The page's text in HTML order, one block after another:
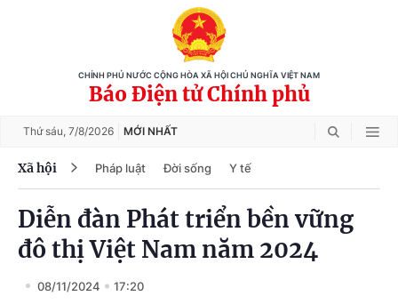
CHÍNH PHỦ NƯỚC CỘNG HÒA XÃ HỘI CHỦ NGHĨA VIỆT NAM
Báo Điện tử Chính phủ
Thứ sáu, 7/8/2026 MỚI NHẤT
Xã hội Pháp luật Đời sống Y tế
Diễn đàn Phát triển bền vững
đô thị Việt Nam năm 2024
08/11/2024 17:20